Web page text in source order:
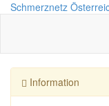
Schmerznetz
Information